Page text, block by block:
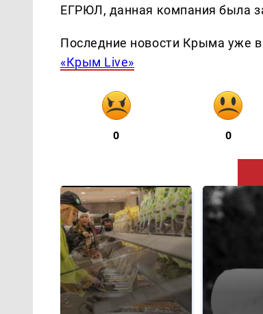
ЕГРЮЛ, данная компания была
Последние новости Крыма уже
«Крым Live»
0 0